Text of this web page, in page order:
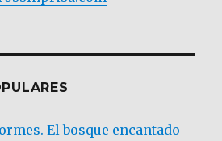
El bosque encantado